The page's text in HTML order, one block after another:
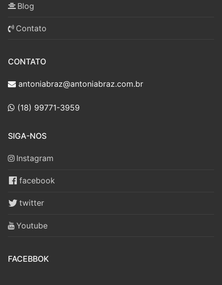
Blog
Contato
CONTATO
antoniabraz@antoniabraz.com.br
(18) 99771-3959
SIGA-NOS
Instagram
facebook
twitter
Youtube
FACEBBOK